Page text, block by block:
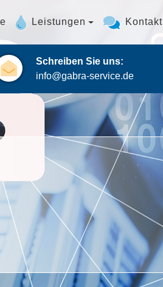
Leistungen Kontakt
Schreiben Sie uns:
info@gabra-service.de